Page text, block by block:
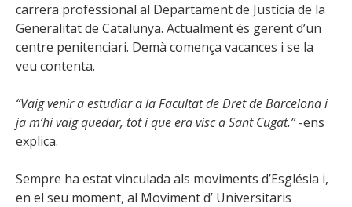
carrera professional al Departament de Justícia de la
Generalitat de Catalunya. Actualment és gerent d’un
centre penitenciari. Demà comença vacances i se la
veu contenta.
“Vaig venir a estudiar a la Facultat de Dret de Barcelona i
ja m’hi vaig quedar, tot i que era visc a Sant Cugat.”-ens
explica.
Sempre ha estat vinculada als moviments d’Església i,
en el seu moment, al Moviment d’ Universitaris